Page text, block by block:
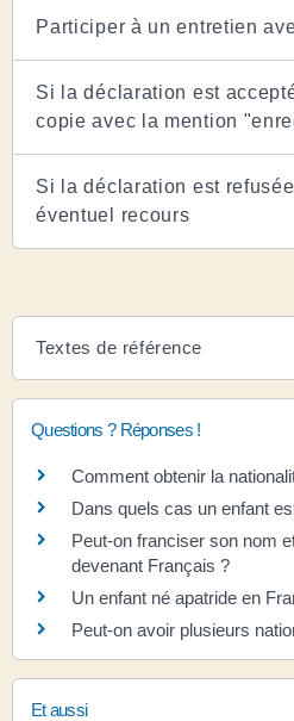
Participer à un entretien
Si la déclaration est
copie avec la mention
Si la déclaration est
éventuel recours
Textes de référence
Questions ? Réponses !
Comment obtenir la
Dans quels cas un enfant
Peut-on franciser son nom
devenant Français ?
Un enfant né apatride en
Peut-on avoir plusieurs
Et aussi